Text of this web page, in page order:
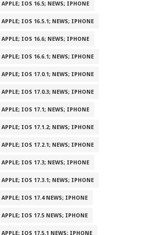
APPLE; IOS 16.5; NEWS; IPHONE
APPLE; IOS 16.5.1; NEWS; IPHONE
APPLE; IOS 16.6; NEWS; IPHONE
APPLE; IOS 16.6.1; NEWS; IPHONE
APPLE; IOS 17.0.1; NEWS; IPHONE
APPLE; IOS 17.0.3; NEWS; IPHONE
APPLE; IOS 17.1; NEWS; IPHONE
APPLE; IOS 17.1.2; NEWS; IPHONE
APPLE; IOS 17.2.1; NEWS; IPHONE
APPLE; IOS 17.3; NEWS; IPHONE
APPLE; IOS 17.3.1; NEWS; IPHONE
APPLE; IOS 17.4 NEWS; IPHONE
APPLE; IOS 17.5 NEWS; IPHONE
APPLE; IOS 17.5.1 NEWS; IPHONE